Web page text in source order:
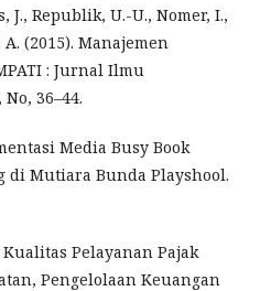
J., Republik, U.-U., Nomer, I.,
(2015). Manajemen
: Jurnal Ilmu
36–44.
Media Busy Book
di Mutiara Bunda Playshool.
Pelayanan Pajak
Pengelolaan Keuangan